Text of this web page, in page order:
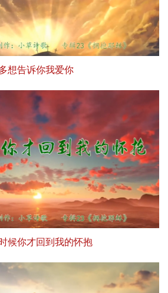
想告诉你我爱你
候你才回到我的怀抱